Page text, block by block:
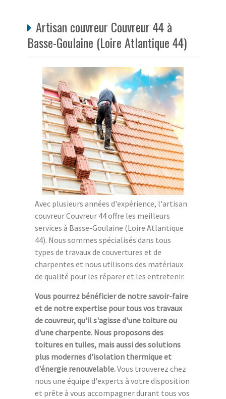
Artisan couvreur Couvreur 44 à
Basse-Goulaine (Loire Atlantique 44)
Avec plusieurs années d'expérience, l'artisan
couvreur Couvreur 44 offre les meilleurs
services à Basse-Goulaine (Loire Atlantique
44). Nous sommes spécialisés dans tous
types de travaux de couvertures et de
charpentes et nous utilisons des matériaux
de qualité pour les réparer et les entretenir.
Vous pourrez bénéficier de notre savoir-faire
et de notre expertise pour tous vos travaux
de couvreur, qu'il s'agisse d'une toiture ou
d'une charpente. Nous proposons des
toitures en tuiles, mais aussi des solutions
plus modernes d'isolation thermique et
d'énergie renouvelable.Vous trouverez chez
nous une équipe d'experts à votre disposition
et prête à vous accompagner durant tous vos